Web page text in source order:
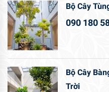
Bộ Cây
090 180
Bộ Cây
Trời